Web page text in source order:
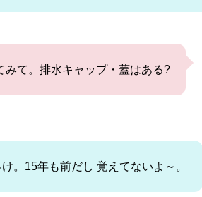
みて。排水キャップ・蓋はある?
。15年も前だし 覚えてないよ～。